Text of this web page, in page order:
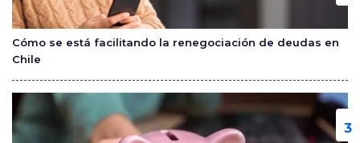
Cómo se está facilitando la renegociación de deudas en
Chile